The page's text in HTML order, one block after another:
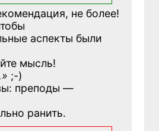
не более!
аспекты были
мысль!
;-)
преподы —
ранить.